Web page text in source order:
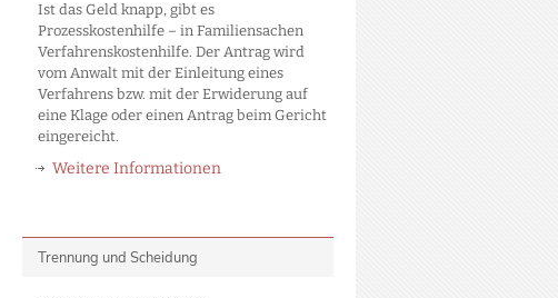
Ist das Geld knapp, gibt es
Prozesskostenhilfe – in Familiensachen
Verfahrenskostenhilfe. Der Antrag wird
vom Anwalt mit der Einleitung eines
Verfahrens bzw. mit der Erwiderung auf
eine Klage oder einen Antrag beim Gericht
eingereicht.
Weitere Informationen
Trennung und Scheidung